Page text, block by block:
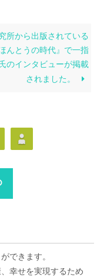
所から出版されている
ほんとうの時代』で一指
のインタビューが掲載
されました。
できます。
幸せを実現するため